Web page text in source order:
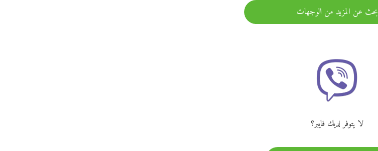
بحث عن المزيد من الوجهات
لا يتوفر لديك فايبر؟